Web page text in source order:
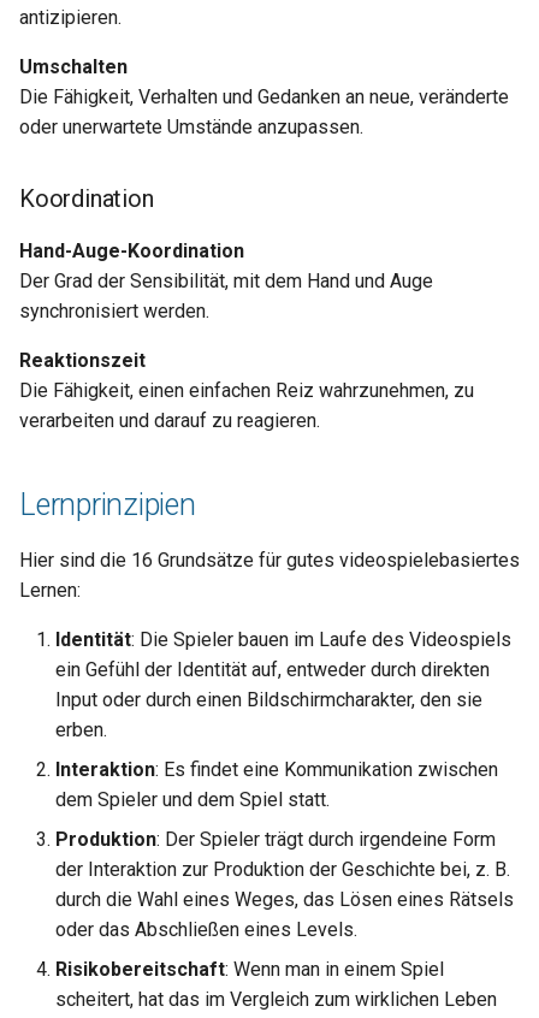
antizipieren.
Umschalten
Die Fähigkeit, Verhalten und Gedanken an neue, veränderte
oder unerwartete Umstände anzupassen.
Koordination
Hand-Auge-Koordination
Der Grad der Sensibilität, mit dem Hand und Auge
synchronisiert werden.
Reaktionszeit
Die Fähigkeit, einen einfachen Reiz wahrzunehmen, zu
verarbeiten und darauf zu reagieren.
Lernprinzipien
Hier sind die 16 Grundsätze für gutes videospielebasiertes
Lernen:
Identität: Die Spieler bauen im Laufe des Videospiels
ein Gefühl der Identität auf, entweder durch direkten
Input oder durch einen Bildschirmcharakter, den sie
erben.
Interaktion: Es findet eine Kommunikation zwischen
dem Spieler und dem Spiel statt.
Produktion: Der Spieler trägt durch irgendeine Form
der Interaktion zur Produktion der Geschichte bei, z. B.
durch die Wahl eines Weges, das Lösen eines Rätsels
oder das Abschließen eines Levels.
Risikobereitschaft: Wenn man in einem Spiel
scheitert, hat das im Vergleich zum wirklichen Leben